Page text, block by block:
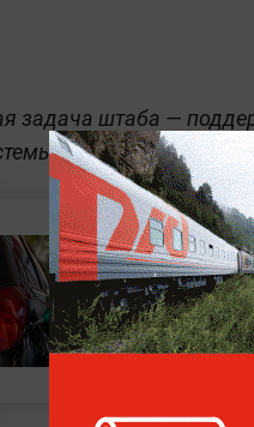
задача штаба —
и оперативное